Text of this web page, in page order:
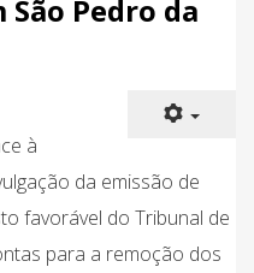
Pedro da
à
da emissão de
favorável do Tribunal de
para a remoção dos